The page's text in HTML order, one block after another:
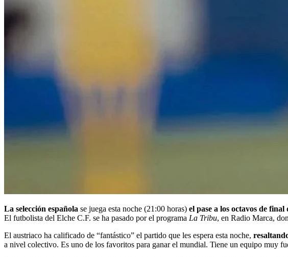
La selección española se juega esta noche (21:00 horas) el pase a los octavos de
El futbolista del Elche C.F. se ha pasado por el programa La Tribu, en Radio Marca,
El austriaco ha calificado de “fantástico” el partido que les espera esta noche,
a nivel colectivo. Es uno de los favoritos para ganar el mundial. Tiene un equipo muy